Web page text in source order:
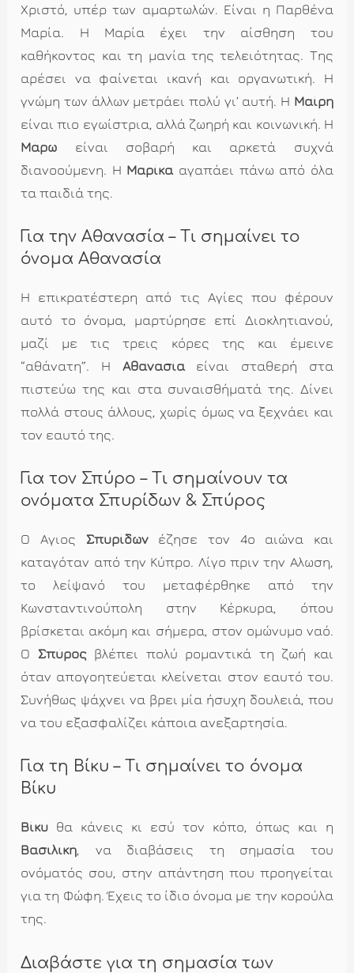
Χριστό, υπέρ των αμαρτωλών. Είναι η Παρθένα
Μαρία. Η Μαρία έχει την αίσθηση του
καθήκοντος και τη μανία της τελειότητας. Της
αρέσει να φαίνεται ικανή και οργανωτική. Η
γνώμη των άλλων μετράει πολύ γι’ αυτή. Η Μαίρη
είναι πιο εγωίστρια, αλλά ζωηρή και κοινωνική. Η
Μάρω είναι σοβαρή και αρκετά συχνά
διανοούμενη. Η Μαρίκα αγαπάει πάνω από όλα
τα παιδιά της.
Για την Αθανασία – Τι σημαίνει το
όνομα Αθανασία
Η επικρατέστερη από τις Αγίες που φέρουν
αυτό το όνομα, μαρτύρησε επί Διοκλητιανού,
μαζί με τις τρεις κόρες της και έμεινε
“αθάνατη”. Η Αθανασίαείναι σταθερή στα
πιστεύω της και στα συναισθήματά της. Δίνει
πολλά στους άλλους, χωρίς όμως να ξεχνάει και
τον εαυτό της.
Για τον Σπύρο – Τι σημαίνουν τα
ονόματα Σπυρίδων & Σπύρος
Ο Αγιος Σπυρίδωνέζησε τον 4ο αιώνα και
καταγόταν από την Κύπρο. Λίγο πριν την Αλωση,
το λείψανό του μεταφέρθηκε από την
Κωνσταντινούπολη στην Κέρκυρα, όπου
βρίσκεται ακόμη και σήμερα, στον ομώνυμο ναό.
Ο Σπύροςβλέπει πολύ ρομαντικά τη ζωή και
όταν απογοητεύεται κλείνεται στον εαυτό του.
Συνήθως ψάχνει να βρει μία ήσυχη δουλειά, που
να του εξασφαλίζει κάποια ανεξαρτησία.
Για τη Βίκυ – Τι σημαίνει το όνομα
Βίκυ
Βίκυ θα κάνεις κι εσύ τον κόπο, όπως και η
Βασιλική, να διαβάσεις τη σημασία του
ονόματός σου, στην απάντηση που προηγείται
για τη Φώφη. Έχεις το ίδιο όνομα με την κορούλα
της.
Διαβάστε για τη σημασία των